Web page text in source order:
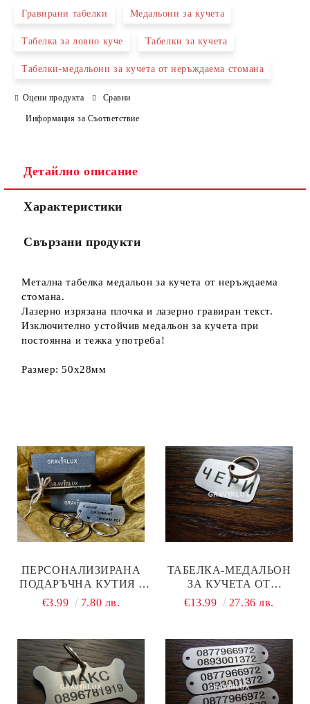
Ние ще се свържем с вас в рамките на работния ден.
Гравирани табелки Медальони за кучета
Табелка за ловно куче Табелки за кучета
Табелки-медальони за кучета от неръждаема стомана
Оцени продукта Сравни
Информация за Съответствие
Детайлно описание
Характеристики
Свързани продукти
Метална табелка медальон за кучета от неръждаема
стомана.
Лазерно изрязана плочка и лазерно гравиран текст.
Изключително устойчив медальон за кучета при
постоянна и тежка употреба!
Размер: 50х28мм
ПЕРСОНАЛИЗИРАНА
ПОДАРЪЧНА КУТИЯ -
ДОБАВИ КЪМ
€3.99 7.80 лв.
ТАБЕЛКА-МЕДАЛЬОН
ЗА КУЧЕТА ОТ
НЕРЪЖДАЕМА
€13.99 27.36 лв.